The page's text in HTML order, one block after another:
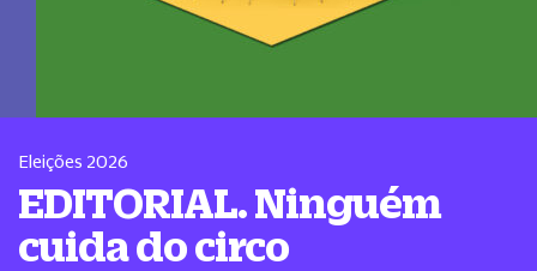
Eleições 2026
EDITORIAL. Ninguém
cuida do circo